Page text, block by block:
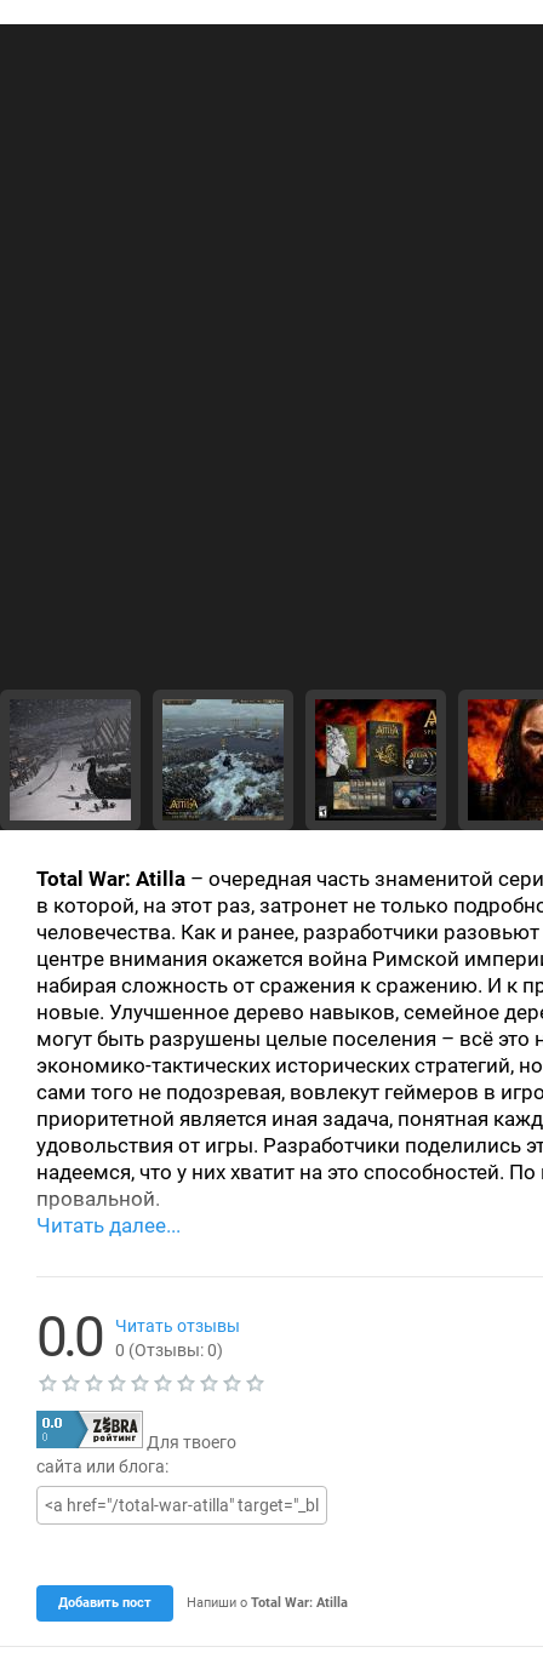
Total War: Atilla – очередная часть знаменитой
в которой, на этот раз, затронет не только
человечества. Как и ранее, разработчики
центре внимания окажется война Римской
набирая сложность от сражения к сражению. И к
новые. Улучшенное дерево навыков, семейное
могут быть разрушены целые поселения – всё
экономико-тактических исторических стратегий,
сами того не подозревая, вовлекут геймеров в
приоритетной является иная задача, понятная
удовольствия от игры. Разработчики
надеемся, что у них хватит на это способностей.
провальной.
0.0
Читать отзывы
0 (Отзывы:0)
е
к
у
щ
а
я
к
Для твоего
сайта или блога:
Добавить пост Напиши о Total War: Atilla